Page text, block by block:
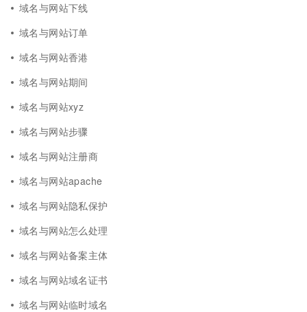
域名与网站下线
域名与网站订单
域名与网站香港
域名与网站期间
域名与网站xyz
域名与网站步骤
域名与网站注册商
域名与网站apache
域名与网站隐私保护
域名与网站怎么处理
域名与网站备案主体
域名与网站域名证书
域名与网站临时域名